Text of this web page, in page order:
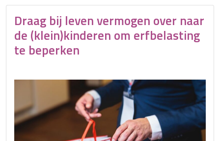
Draag bij leven vermogen over naar
de (klein)kinderen om erfbelasting
te beperken